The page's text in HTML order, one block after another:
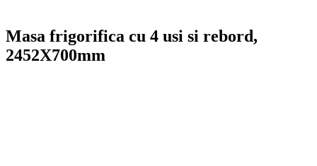
Masa frigorifica cu 4 usi si rebord,
2452X700mm